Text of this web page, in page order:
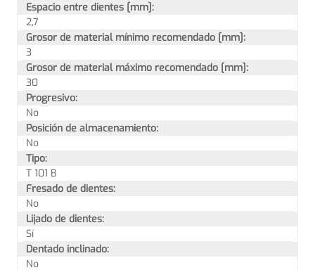
Espacio entre dientes [mm]:
2,7
Grosor de material mínimo recomendado [mm]:
3
Grosor de material máximo recomendado [mm]:
30
Progresivo:
No
Posición de almacenamiento:
No
Tipo:
T 101 B
Fresado de dientes:
No
Lijado de dientes:
Sí
Dentado inclinado:
No